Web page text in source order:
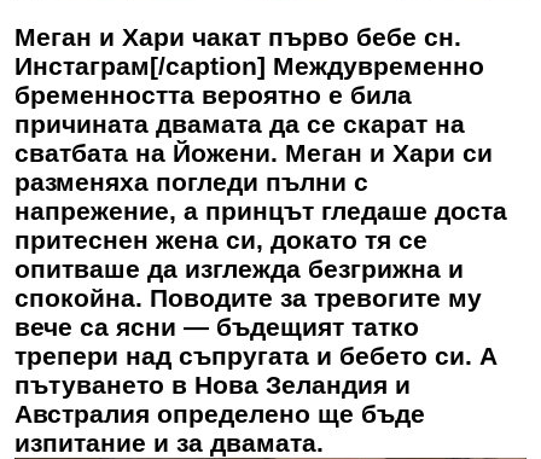
Меган и Хари чакат първо бебе сн.
Инстаграм[/caption] Междувременно
бременността вероятно е била
причината двамата да се скарат на
сватбата на Йожени. Меган и Хари си
разменяха погледи пълни с
напрежение, а принцът гледаше доста
притеснен жена си, докато тя се
опитваше да изглежда безгрижна и
спокойна. Поводите за тревогите му
вече са ясни — бъдещият татко
трепери над съпругата и бебето си. А
пътуването в Нова Зеландия и
Австралия определено ще бъде
изпитание и за двамата.